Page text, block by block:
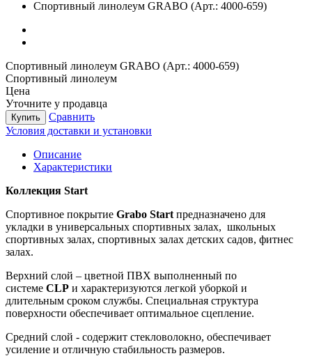
Спортивный линолеум GRABO (Арт.: 4000-659)
Спортивный линолеум GRABO (Арт.: 4000-659)
Спортивный линолеум
Цена
Уточните у продавца
Купить
Сравнить
Условия доставки и установки
Описание
Характеристики
Коллекция Start
Спортивное покрытие Grabo Start предназначено для
укладки в универсальных спортивных залах, школьных
спортивных залах, спортивных залах детских садов, фитнес
залах.
Верхний слой – цветной ПВХ выполненный по
системе CLP и характеризуются легкой уборкой и
длительным сроком службы. Специальная структура
поверхности обеспечивает оптимальное сцепление.
Средний слой - содержит стекловолокно, обеспечивает
усиление и отличную стабильность размеров.